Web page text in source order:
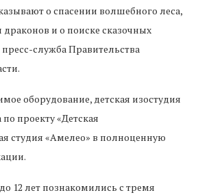
о спасении волшебного леса,
и о поиске сказочных
служба Правительства
оборудование, детская изостудия
проекту «Детская
студия «Амелео» в полноценную
12 лет познакомились с тремя